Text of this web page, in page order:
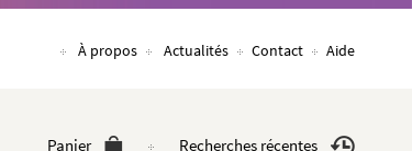
À propos Actualités Contact Aide
Panier Recherches récentes